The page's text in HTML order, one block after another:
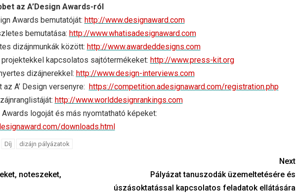
az A’Design Awards-ról
Awards bemutatóját: http://www.designaward.com
bemutatása: http://www.whatisadesignaward.com
dizájnmunkák között: http://www.awardeddesigns.com
kapcsolatos sajtótermékeket: http://www.press-kit.org
dizájnerekkel: http://www.design-interviews.com
A’ Design versenyre: https://competition.adesignaward.com/registration.php
http://www.worlddesignrankings.com
Awards logoját és más nyomtatható képeket:
downloads.html
Díj dizájn pályázatok
noteszeket,
Next
Pályázat tanuszodák üzemeltetésére és
úszásoktatással kapcsolatos feladatok ellátására